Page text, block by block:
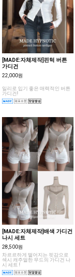
[MADE:자체제작]핀턱 버튼
가디건
22,000원
일리로 입기 좋은 매력적인 버튼
가디건!
[MADE:자체제작]배색 가디건
나시 세트
28,500원
차르르하게 떨어지는 핏감으로
섹시 캐주얼한 무드의 가디건 나
시 세트 !